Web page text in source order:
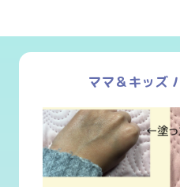
ママ＆キッズ